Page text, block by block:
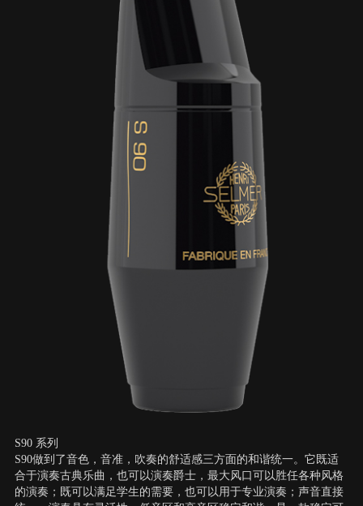
S90 系列
S90做到了音色，音准，吹奏的舒适感三方面的和谐统一。它既适
合于演奏古典乐曲，也可以演奏爵士，最大风口可以胜任各种风格
的演奏；既可以满足学生的需要，也可以用于专业演奏；声音直接